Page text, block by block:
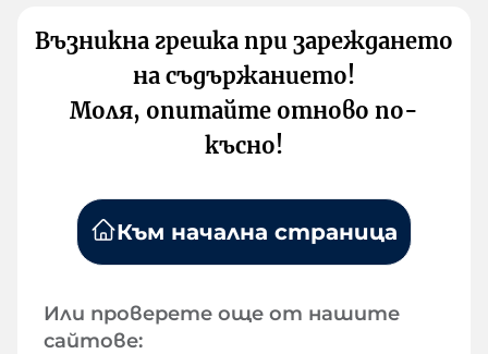
Възникна грешка при зареждането
на съдържанието!
Моля, опитайте отново по-
късно!
Към начална страница
Или проверете още от нашите
сайтове: